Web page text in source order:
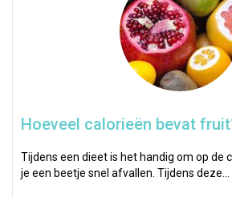
Hoeveel calorieën bevat
Tijdens een dieet is het handig om op de
je een beetje snel afvallen. Tijdens deze…